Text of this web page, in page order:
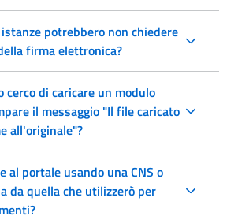
potrebbero non chiedere
firma elettronica?
cerco di caricare un modulo
il messaggio "Il file caricato
all'originale"?
al portale usando una CNS o
da quella che utilizzerò per